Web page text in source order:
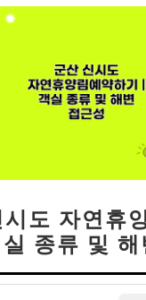
도 자연휴
종류 및 해